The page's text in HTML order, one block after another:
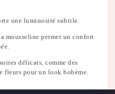
une luminosité subtile.
mousseline permet un confort
délicats, comme des
fleurs pour un look bohème.